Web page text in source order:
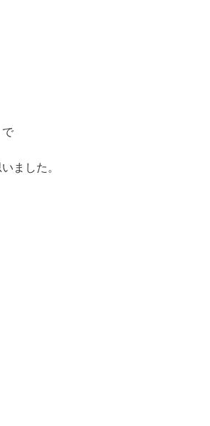
で
ました。